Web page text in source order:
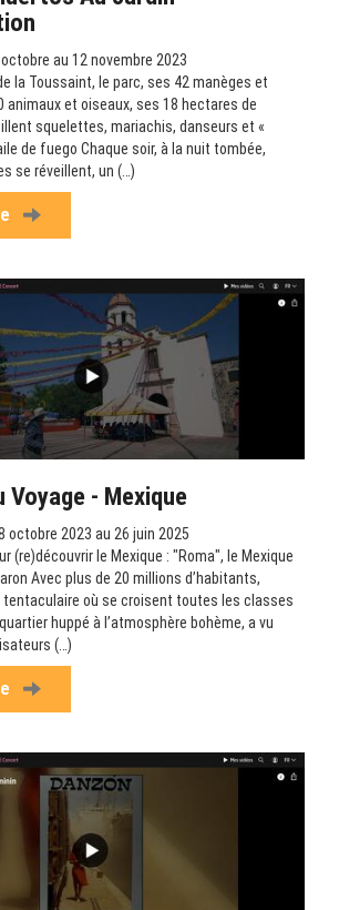
octobre au 12 novembre 2023
la Toussaint, le parc, ses 42 manèges et
et oiseaux, ses 18 hectares de
squelettes, mariachis, danseurs et «
de fuego Chaque soir, à la nuit tombée,
se réveillent, un (…)
- Mexique
octobre 2023 au 26 juin 2025
(re)découvrir le Mexique : "Roma", le Mexique
Avec plus de 20 millions d’habitants,
tentaculaire où se croisent toutes les classes
huppé à l’atmosphère bohème, a vu
(…)